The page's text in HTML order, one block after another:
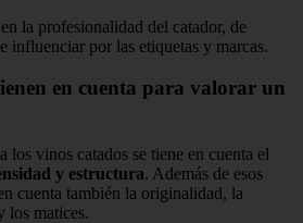
la profesionalidad del catador, de
influenciar por las etiquetas y marcas.
en cuenta para valorar un
los vinos catados se tiene en cuenta el
y estructura. Además de esos
cuenta también la originalidad, la
los matices.